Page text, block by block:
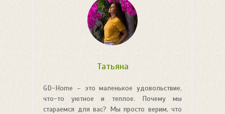
Татьяна
GD-Home – это маленькое удовольствие,
что-то уютное и теплое. Почему мы
стараемся для вас? Мы просто верим, что